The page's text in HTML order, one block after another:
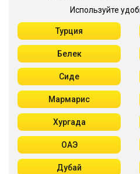
Используйте
Турция
Белек
Сиде
Мармарис
Хургада
ОАЭ
Дубай